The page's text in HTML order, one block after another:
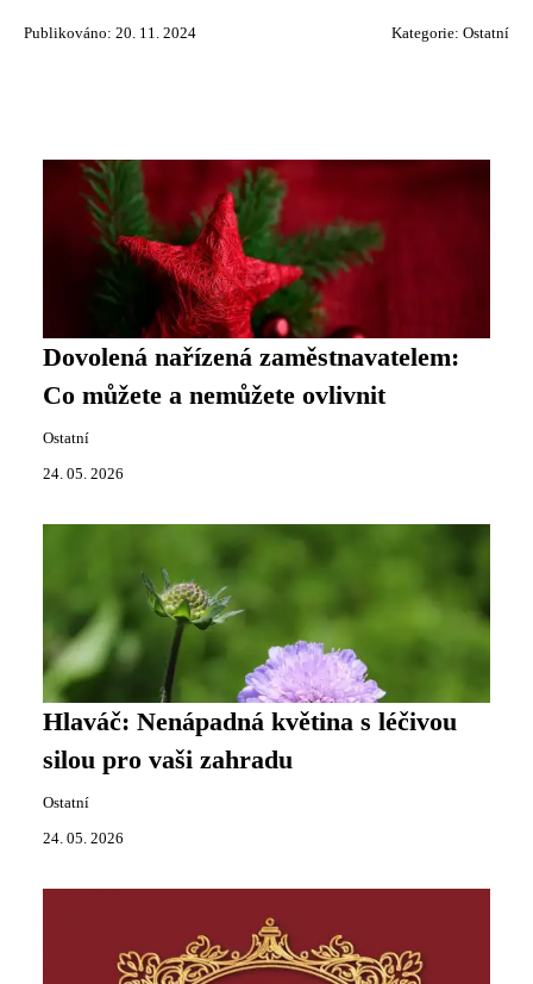
Publikováno: 20. 11. 2024 Kategorie: Ostatní
Dovolená nařízená zaměstnavatelem:
Co můžete a nemůžete ovlivnit
Ostatní
24. 05. 2026
Hlaváč: Nenápadná květina s léčivou
silou pro vaši zahradu
Ostatní
24. 05. 2026